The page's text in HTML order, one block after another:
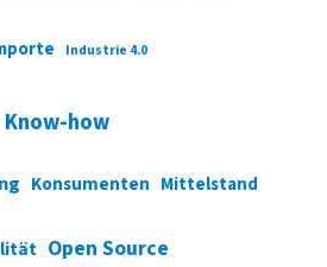
Industrie 4.0
Know-how
Konsumenten Mittelstand
Open Source